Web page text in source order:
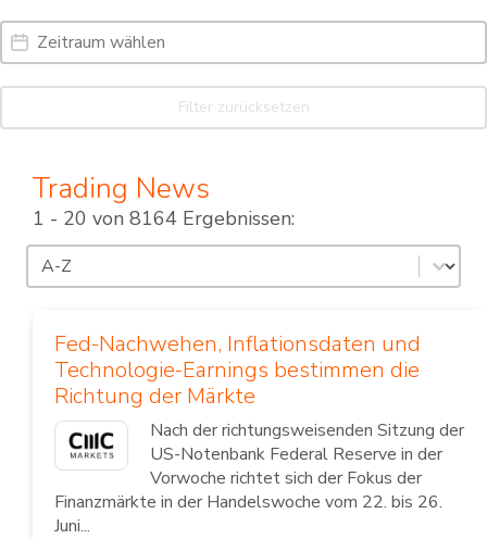
Date Range
Date
Filter zurücksetzen
Trading News
1 - 20 von 8164 Ergebnissen:
Sortierung
Sort content
Fed-Nachwehen, Inflationsdaten und
Technologie-Earnings bestimmen die
Richtung der Märkte
Nach der richtungsweisenden Sitzung der
US-Notenbank Federal Reserve in der
Vorwoche richtet sich der Fokus der
Finanzmärkte in der Handelswoche vom 22. bis 26.
Juni...